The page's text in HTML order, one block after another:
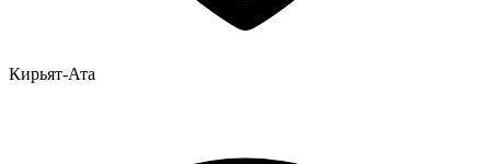
Кирьят-Ата